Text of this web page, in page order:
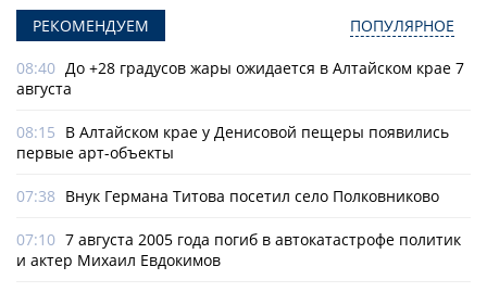
РЕКОМЕНДУЕМ ПОПУЛЯРНОЕ
08:40 До +28 градусов жары ожидается в Алтайском крае 7
августа
08:15 В Алтайском крае у Денисовой пещеры появились
первые арт-объекты
07:38 Внук Германа Титова посетил село Полковниково
07:10 7 августа 2005 года погиб в автокатастрофе политик
и актер Михаил Евдокимов